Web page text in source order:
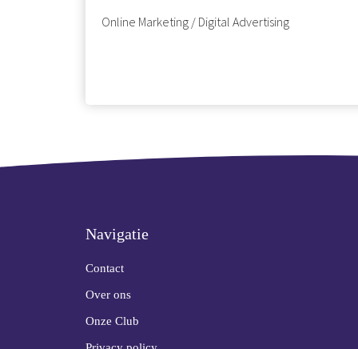
Online Marketing / Digital Advertising
Navigatie
Contact
Over ons
Onze Club